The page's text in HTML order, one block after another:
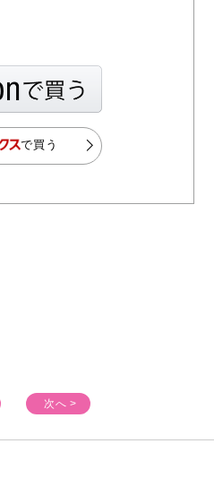
で買う
次へ >